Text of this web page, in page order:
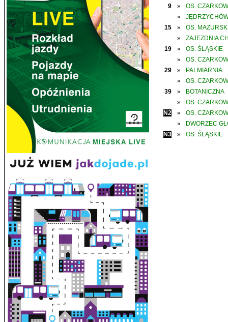
9 » OS.
»
15
» OS.
»
ZAJEZDNIA
19
» OS. ŚLĄSKIE
»
OS.
29
» PALMIARNIA
»
OS.
39
» BOTANICZNA
»
OS.
N2
» OS.
»
DWORZEC
N3
» OS. ŚLĄSKIE